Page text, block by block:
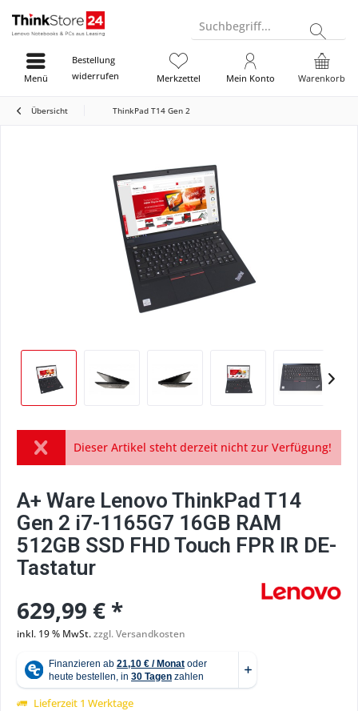
Suchbegriff...
Bestellung
widerrufen
Warenkorb
Merkzettel Mein Konto
Menü
Übersicht ThinkPad T14 Gen 2
Dieser Artikel steht derzeit nicht zur Verfügung!
A+ Ware Lenovo ThinkPad T14
Gen 2 i7-1165G7 16GB RAM
512GB SSD FHD Touch FPR IR DE-
Tastatur
629,99 € *
inkl. 19 % MwSt.zzgl. Versandkosten
Lieferzeit 1 Werktage